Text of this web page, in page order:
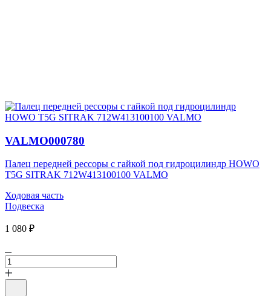
VALMO000780
Палец передней рессоры с гайкой под гидроцилиндр HOWO
T5G SITRAK 712W413100100 VALMO
Ходовая часть
Подвеска
1 080 ₽